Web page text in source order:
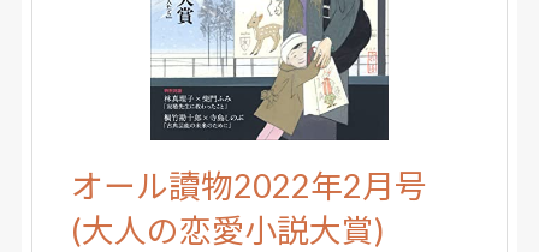
オール讀物2022年2月号
(大人の恋愛小説大賞)